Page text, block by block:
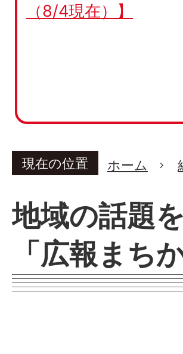
（8/4現在）】
現在の位置 ホーム
地域の話題
「広報まち